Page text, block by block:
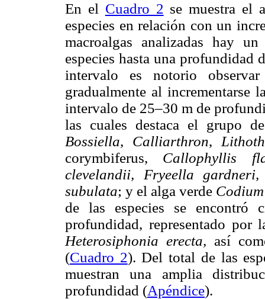
En el Cuadro 2 se muestra el
especies en relación con un
macroalgas analizadas hay
especies hasta una profundidad
intervalo es notorio
gradualmente al
intervalo de 25–30 m de
las cuales destaca el grupo
Bossiella, Calliarthron,
corymbiferus, Callophyllis
clevelandii, Fryeella gardneri,
subulata; y el alga verde
de las especies se
profundidad, representado por
Heterosiphonia erecta, así
(Cuadro 2). Del total de las
muestran una amplia
profundidad (Apéndice).